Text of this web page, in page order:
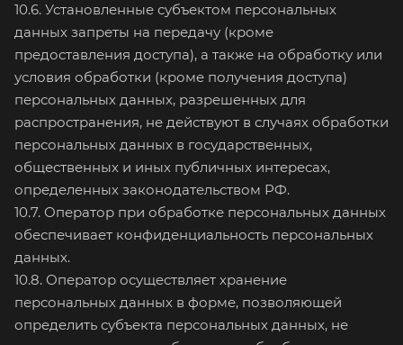
10.6. Установленные субъектом персональных
данных запреты на передачу (кроме
предоставления доступа), а также на обработку или
условия обработки (кроме получения доступа)
персональных данных, разрешенных для
распространения, не действуют в случаях обработки
персональных данных в государственных,
общественных и иных публичных интересах,
определенных законодательством РФ.
10.7. Оператор при обработке персональных данных
обеспечивает конфиденциальность персональных
данных.
10.8. Оператор осуществляет хранение
персональных данных в форме, позволяющей
определить субъекта персональных данных, не